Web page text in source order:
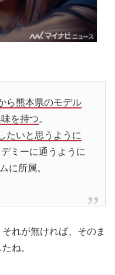
ら熊本県のモデル
を持つ。
たいと思うように
ミーに通うように
に所属。
れが無ければ、そのま
ね。